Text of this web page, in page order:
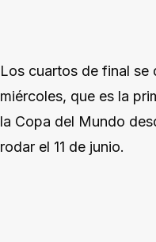
Los cuartos de final se
miércoles, que es la
la Copa del Mundo
rodar el 11 de junio.